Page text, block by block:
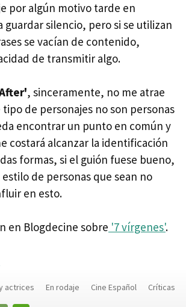
por algún motivo tarde en
guardar silencio, pero si se utilizan
se vacían de contenido,
de transmitir algo.
, sinceramente, no me atrae
tipo de personajes no son personas
encontrar un punto en común y
costará alcanzar la identificación
formas, si el guión fuese bueno,
de personas que sean no
en esto.
en Blogdecine sobre '7 vírgenes'.
actrices En rodaje Cine Español Críticas